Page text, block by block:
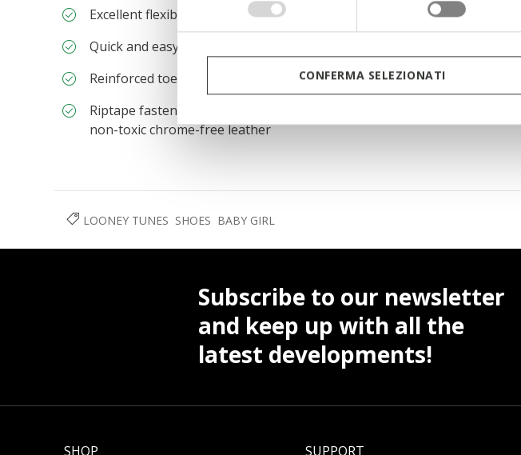
CONFERMA SELEZIONATI
Excellent flexibility guaranteed by the Flexy System tread
Quick and easy to put on
Reinforced toe and heel plus ankle support
Riptape fastening; Removable insole; Antibacterial footbed; Insole lined in
non-toxic chrome-free leather
LOONEY TUNES SHOES BABY GIRL
Subscribe to our newsletter
and keep up with all the
latest developments!
SHOP SUPPORT